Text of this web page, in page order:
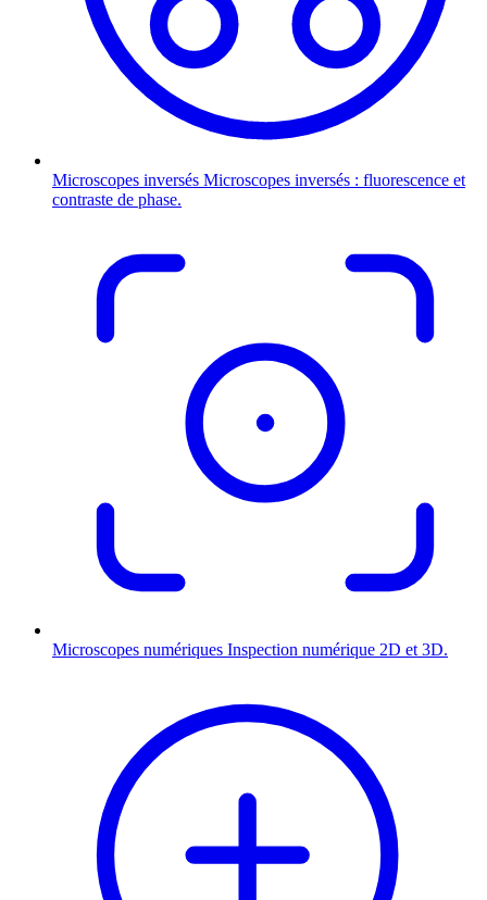
Microscopes inversés Microscopes inversés : fluorescence et
contraste de phase.
Microscopes numériques Inspection numérique 2D et 3D.